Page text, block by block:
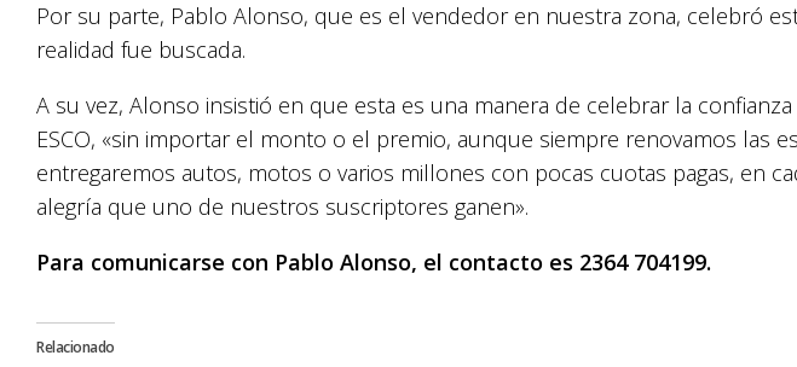
Por su parte, Pablo Alonso, que es el vendedor en nuestra zona, celebró
realidad fue buscada.
A su vez, Alonso insistió en que esta es una manera de celebrar la
ESCO, «sin importar el monto o el premio, aunque siempre renovamos las
entregaremos autos, motos o varios millones con pocas cuotas pagas, en
alegría que uno de nuestros suscriptores ganen».
Para comunicarse con Pablo Alonso, el contacto es 2364 704199.
Relacionado